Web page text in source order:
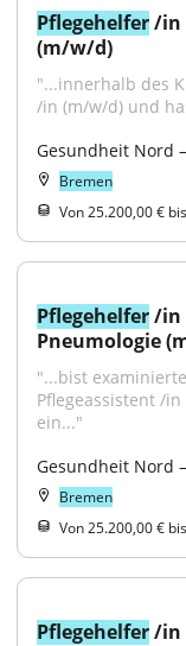
Pflegehelfer /in
(m/w/d)
"...innerhalb des
/in (m/w/d) und
Gesundheit Nord
Bremen
Von 25.200,00 €
Pflegehelfer /in
Pneumologie
"...bist
Pflegeassistent /
ein..."
Gesundheit Nord
Bremen
Von 25.200,00 €
Pflegehelfer /in